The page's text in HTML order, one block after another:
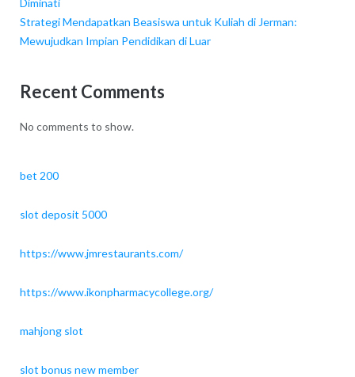
Diminati
Strategi Mendapatkan Beasiswa untuk Kuliah di Jerman:
Mewujudkan Impian Pendidikan di Luar
Recent Comments
No comments to show.
bet 200
slot deposit 5000
https://www.jmrestaurants.com/
https://www.ikonpharmacycollege.org/
mahjong slot
slot bonus new member